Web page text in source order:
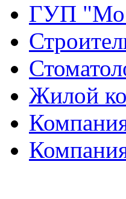
ГУП
Жилой